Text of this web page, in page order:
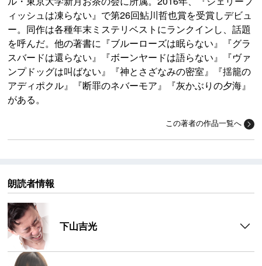
ィッシュは凍らない』で第26回鮎川哲也賞を受賞しデビュ
ー。同作は各種年末ミステリベストにランクインし、話題
を呼んだ。他の著書に『ブルーローズは眠らない』『グラ
スバードは還らない』『ボーンヤードは語らない』『ヴァ
ンプドッグは叫ばない』『神とさざなみの密室』『揺籠の
アディポクル』『断罪のネバーモア』『灰かぶりの夕海』
がある。
この著者の作品一覧へ
朗読者情報
下山吉光